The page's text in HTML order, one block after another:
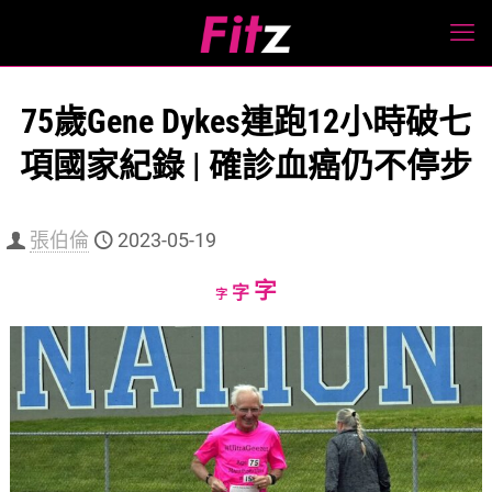
75歲Gene Dykes連跑12小時破七
項國家紀錄 | 確診血癌仍不停步
張伯倫 2023-05-19
字Decrease
字Reset
size.
字Increase
size.